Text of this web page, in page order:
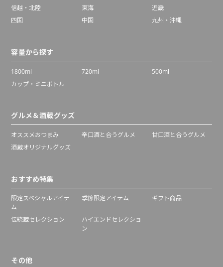
信越・北陸
東海
近畿
四国
中国 九州・沖縄
容量から探す
1800ml 720ml
500ml
カップ・ミニボトル
グルメ＆酒蔵グッズ
オススメおつまみ 辛口酒と合うグルメ
甘口酒と合うグルメ
酒蔵オリジナルグッズ
おすすめ特集
限定スペシャルアイテ
ム
季節限定アイテム ギフト商品
伝統蔵セレクション
ハイエンドセレクショ
ン
その他